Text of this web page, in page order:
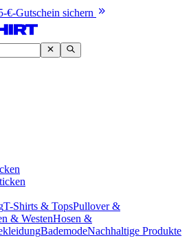
€-Gutschein sichern
T-Shirts & TopsPullover &
& WestenHosen &
BademodeNachhaltige Produkte